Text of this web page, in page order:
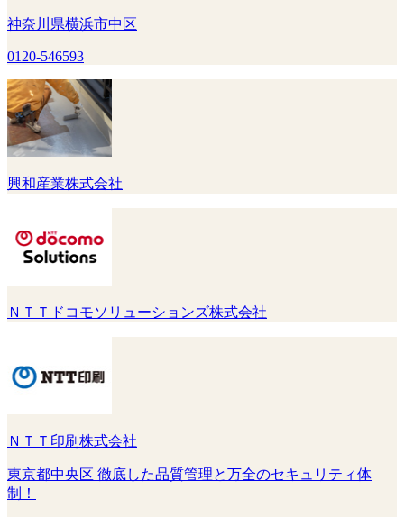
神奈川県横浜市中区
0120-546593
興和産業株式会社
ＮＴＴドコモソリューションズ株式会社
ＮＴＴ印刷株式会社
東京都中央区 徹底した品質管理と万全のセキュリティ体
制！